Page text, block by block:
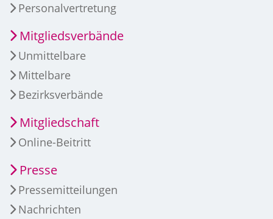
Personalvertretung
Mitgliedsverbände
Unmittelbare
Mittelbare
Bezirksverbände
Mitgliedschaft
Online-Beitritt
Presse
Pressemitteilungen
Nachrichten